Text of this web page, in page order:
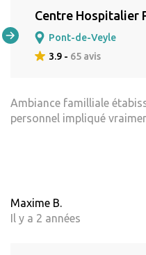
Centre Hospitalier
Pont-de-Veyle
3.9 - 65 avis
Ambiance familliale
personnel impliqué
Maxime B.
Il y a 2 années